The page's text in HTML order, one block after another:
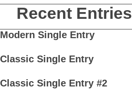
Recent Entries
Modern Single Entry
Classic Single Entry
Classic Single Entry #2